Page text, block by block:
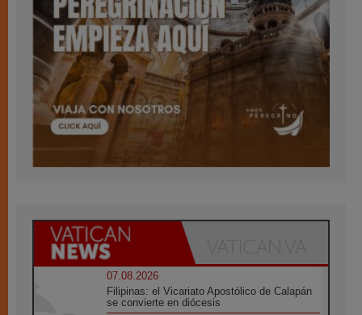
07.08.2026
Filipinas: el Vicariato Apostólico de Calapán
se convierte en diócesis